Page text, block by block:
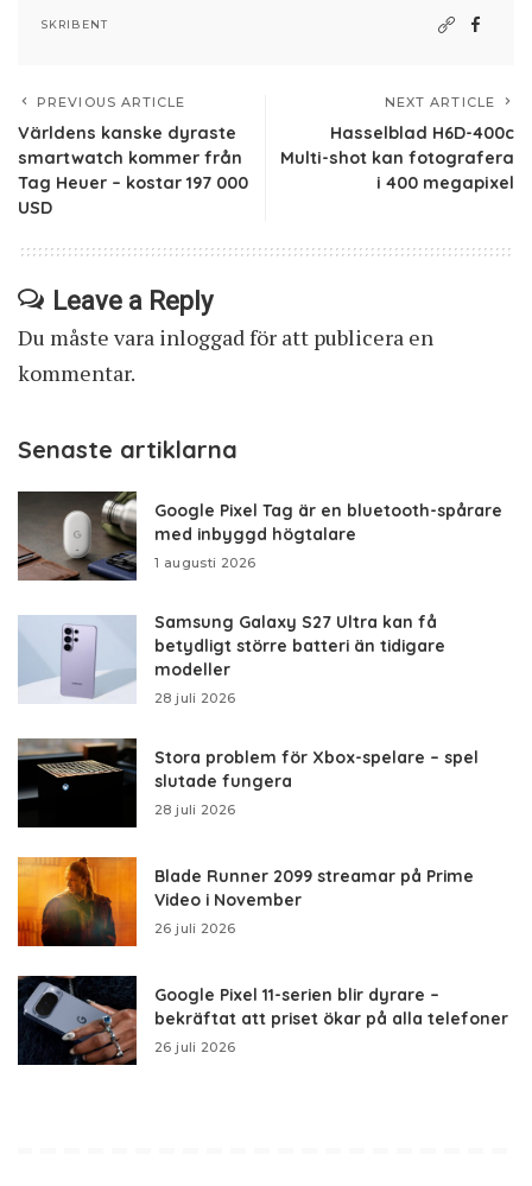
SKRIBENT
PREVIOUS ARTICLE
Världens kanske dyraste
smartwatch kommer från
Tag Heuer – kostar 197 000
USD
NEXT ARTICLE
Hasselblad H6D-400c
Multi-shot kan fotografera
i 400 megapixel
Leave a Reply
Du måste vara inloggadför att publicera en
kommentar.
Senaste artiklarna
Google Pixel Tag är en bluetooth-spårare
med inbyggd högtalare
1 augusti 2026
Samsung Galaxy S27 Ultra kan få
betydligt större batteri än tidigare
modeller
28 juli 2026
Stora problem för Xbox-spelare – spel
slutade fungera
28 juli 2026
Blade Runner 2099 streamar på Prime
Video i November
26 juli 2026
Google Pixel 11-serien blir dyrare –
bekräftat att priset ökar på alla telefoner
26 juli 2026